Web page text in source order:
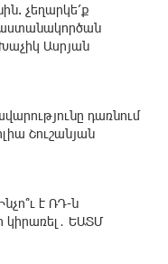
չեղարկե՛ք
Ասրյան
դառնում
Շուշանյան
է ՌԴ-ն
ԵԱՏՄ